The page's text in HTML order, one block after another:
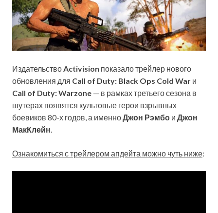
Издательство Activision показало трейлер нового
обновления для Call of Duty: Black Ops Cold War и
Call of Duty: Warzone — в рамках третьего сезона в
шутерах появятся культовые герои взрывных
боевиков 80-х годов, а именно Джон Рэмбо и Джон
МакКлейн
Ознакомиться с трейлером апдейта можно чуть ниже: